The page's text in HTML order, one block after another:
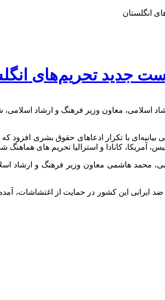
انگلستان
جدید تحریم‌های
اسلامی، معاون وزیر فرهنگ و ارشاد
با تکرار ادعاهای حقوق بشری افزود
آمریکا، کانادا و استرالیا تحریم های هماهنگ
محمد هاشمی معاون وزیر فرهنگ و ارشاد